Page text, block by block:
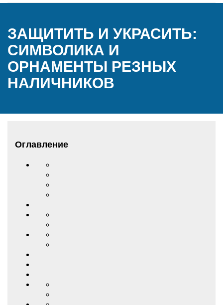
ЗАЩИТИТЬ И УКРАСИТЬ:
СИМВОЛИКА И
ОРНАМЕНТЫ РЕЗНЫХ
НАЛИЧНИКОВ
Оглавление